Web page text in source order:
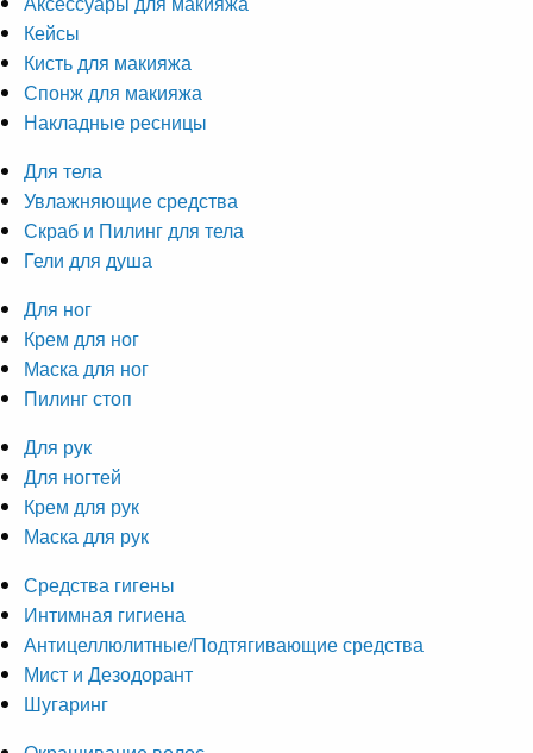
Кейсы
Кисть для макияжа
Спонж для макияжа
Накладные ресницы
Для тела
Увлажняющие средства
Скраб и Пилинг для тела
Гели для душа
Для ног
Крем для ног
Маска для ног
Пилинг стоп
Для рук
Для ногтей
Крем для рук
Маска для рук
Средства гигены
Интимная гигиена
Антицеллюлитные/Подтягивающие средства
Мист и Дезодорант
Шугаринг